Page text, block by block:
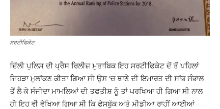
ਸਰਟੀਫਿਕੇਟ
ਦਿੱਲੀ ਪੁਲਿਸ ਦੀ ਪ੍ਰੈਸ ਰਿਲੀਜ਼ ਮੁਤਾਬਿਕ ਇਹ ਸਰਟੀਫਿਕੇਟ ਦੇਂ ਤੋਂ ਪਹਿਲਾਂ
ਜਿਹੜਾ ਮੁਲਾਂਕਣ ਕੀਤਾ ਗਿਆ ਸੀ ਉਸ ‘ਚ ਥਾਣੇ ਦੀ ਇਮਾਰਤ ਦੀ ਸਾਂਭ ਸੰਭਾਲ
ਤੋਂ ਲੈ ਕੇ ਸੰਜੀਦਾ ਮਾਮਲਿਆਂ ਦੀ ਤਫਤੀਸ਼ ਨੂੰ ਤਾਂ ਪਰਖਿਆ ਹੀ ਗਿਆ ਸੀ ਨਾਲ
ਹੀ ਇਹ ਵੀ ਵੇਖਿਆ ਗਿਆ ਸੀ ਕਿ ਫੇਸਬੁੱਕ ਅਤੇ ਮੀਡੀਆ ਰਾਹੀਂ ਆਈਆਂ